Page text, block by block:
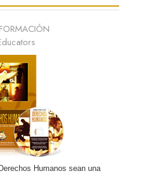
Humanos sean una